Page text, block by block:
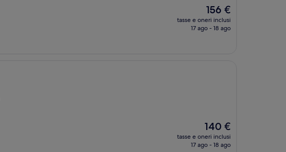
Il
prezzo
attuale
156 €
tasse e oneri inclusi
17 ago - 18 ago
Il
prezzo
attuale
140 €
tasse e oneri inclusi
17 ago - 18 ago